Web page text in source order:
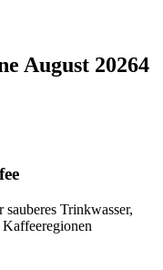
August 20264
Trinkwasser,